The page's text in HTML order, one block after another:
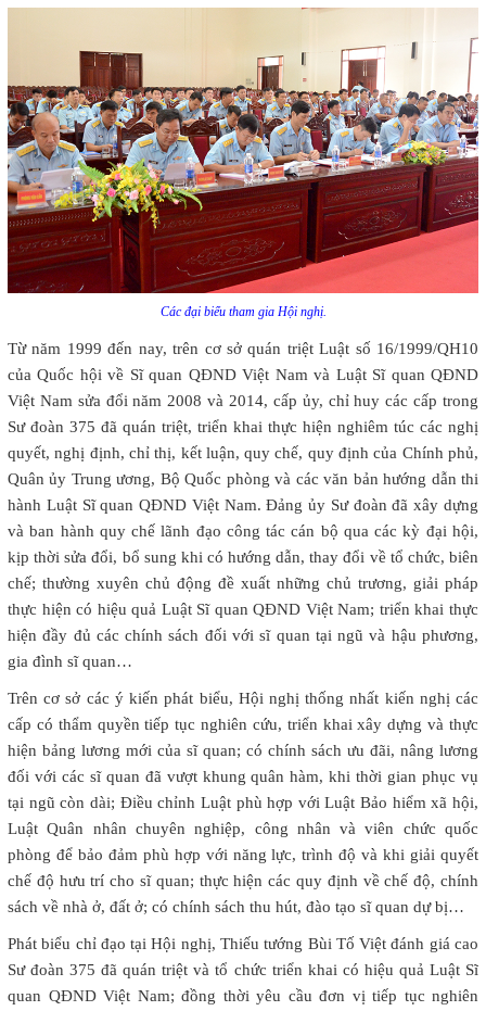
Các đại biểu tham gia Hội nghị.
Từ năm 1999 đến nay, trên cơ sở quán triệt Luật số 16/1999/QH10
của Quốc hội về Sĩ quan QĐND Việt Nam và Luật Sĩ quan QĐND
Việt Nam sửa đổi năm 2008 và 2014, cấp ủy, chỉ huy các cấp trong
Sư đoàn 375 đã quán triệt, triển khai thực hiện nghiêm túc các nghị
quyết, nghị định, chỉ thị, kết luận, quy chế, quy định của Chính phủ,
Quân ủy Trung ương, Bộ Quốc phòng và các văn bản hướng dẫn thi
hành Luật Sĩ quan QĐND Việt Nam. Đảng ủy Sư đoàn đã xây dựng
và ban hành quy chế lãnh đạo công tác cán bộ qua các kỳ đại hội,
kịp thời sửa đổi, bổ sung khi có hướng dẫn, thay đổi về tổ chức, biên
chế; thường xuyên chủ động đề xuất những chủ trương, giải pháp
thực hiện có hiệu quả Luật Sĩ quan QĐND Việt Nam; triển khai thực
hiện đầy đủ các chính sách đối với sĩ quan tại ngũ và hậu phương,
gia đình sĩ quan…
Trên cơ sở các ý kiến phát biểu, Hội nghị thống nhất kiến nghị các
cấp có thẩm quyền tiếp tục nghiên cứu, triển khai xây dựng và thực
hiện bảng lương mới của sĩ quan; có chính sách ưu đãi, nâng lương
đối với các sĩ quan đã vượt khung quân hàm, khi thời gian phục vụ
tại ngũ còn dài; Điều chỉnh Luật phù hợp với Luật Bảo hiểm xã hội,
Luật Quân nhân chuyên nghiệp, công nhân và viên chức quốc
phòng để bảo đảm phù hợp với năng lực, trình độ và khi giải quyết
chế độ hưu trí cho sĩ quan; thực hiện các quy định về chế độ, chính
sách về nhà ở, đất ở; có chính sách thu hút, đào tạo sĩ quan dự bị…
Phát biểu chỉ đạo tại Hội nghị, Thiếu tướng Bùi Tố Việt đánh giá cao
Sư đoàn 375 đã quán triệt và tổ chức triển khai có hiệu quả Luật Sĩ
quan QĐND Việt Nam; đồng thời yêu cầu đơn vị tiếp tục nghiên